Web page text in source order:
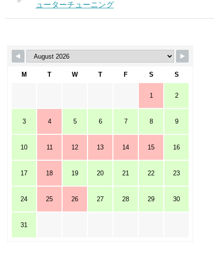
ューターチューニング
M T W T F S S
1 2
3 4 5 6 7 8 9
10 11 12 13 14 15 16
17 18 19 20 21 22 23
24 25 26 27 28 29 30
31